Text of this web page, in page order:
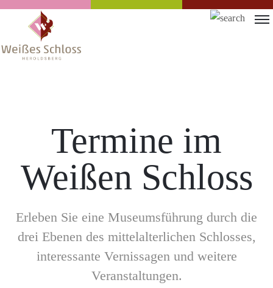
Termine im
Weißen Schloss
Erleben Sie eine Museumsführung durch die
drei Ebenen des mittelalterlichen Schlosses,
interessante Vernissagen und weitere
Veranstaltungen.